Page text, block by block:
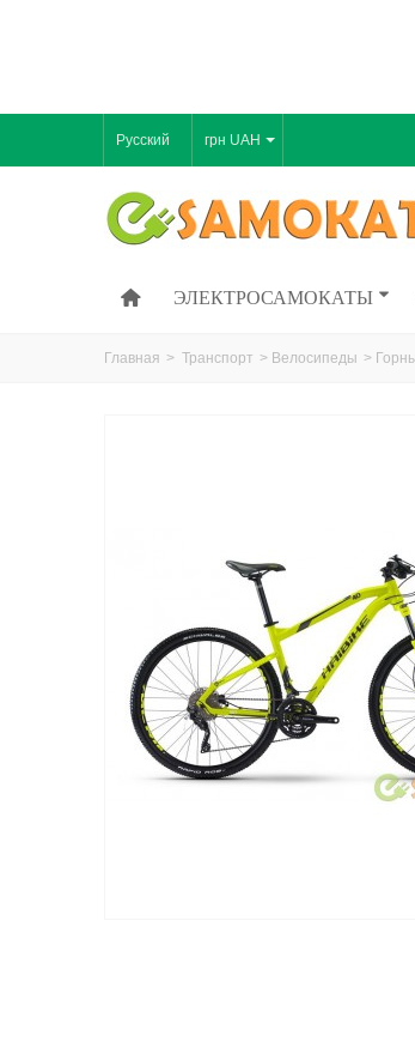
Русский грн UAH
ЭЛЕКТРОСАМОКАТЫ
Главная > Транспорт > Велосипеды >